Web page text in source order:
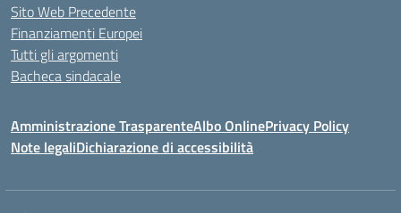
Sito Web Precedente
Finanziamenti Europei
Tutti gli argomenti
Bacheca sindacale
Amministrazione TrasparenteAlbo OnlinePrivacy Policy
Note legaliDichiarazione di accessibilità